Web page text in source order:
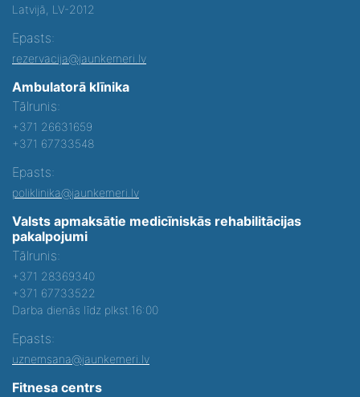
Latvijā, LV-2012
Epasts:
rezervacija@jaunkemeri.lv
Ambulatorā klīnika
Tālrunis:
+371 26631659
+371 67733548
Epasts:
poliklinika@jaunkemeri.lv
Valsts apmaksātie medicīniskās rehabilitācijas
pakalpojumi
Tālrunis:
+371 28369340
+371 67733522
Darba dienās līdz plkst.16:00
Epasts:
uznemsana@jaunkemeri.lv
Fitnesa centrs